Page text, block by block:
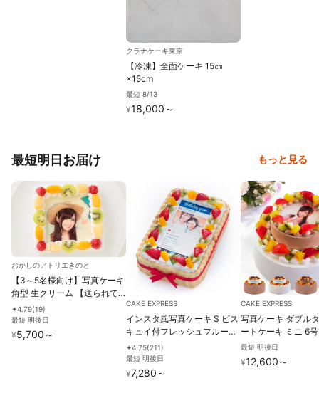
クラナケーキ東京
【冷凍】全面ケーキ 15㎝
×15cm
最短 8/13
¥18,000 ～
最短明日お届け もっと見る
おかしのアトリエきのと
【3～5名様向け】写真ケーキ
角型 生クリーム 【送られて
きた画像を色鉛筆画に編集で
きます】15cm×15cm
✦4.79(19)
最短 明後日
¥5,700 ～
CAKE EXPRESS
インスタ風写真ケーキ S ビス
キュイ付フレッシュフルーツ
乗せ生クリームショートケー
キ 21×14cm birthdaygram
✦4.75(211)
最短 明後日
¥7,280 ～
CAKE EXPRESS
写真ケーキ ダブル
ートケーキ ミニ 6
号12cm double-
mini
最短 明後日
¥12,600 ～